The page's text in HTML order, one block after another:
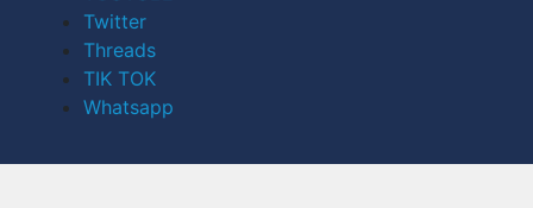
Twitter
Threads
TIK TOK
Whatsapp